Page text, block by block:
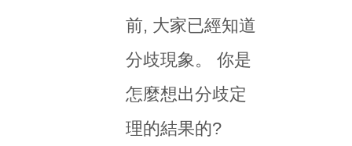
前, 大家已經知道
分歧現象。 你是
怎麼想出分歧定
理的結果的?